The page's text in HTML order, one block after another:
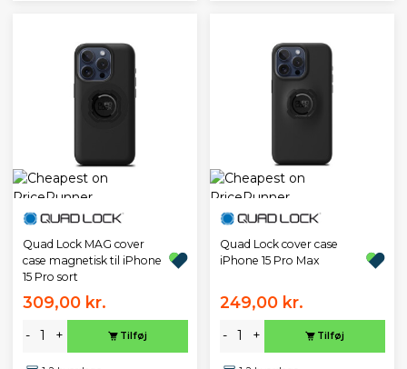
Quad Lock MAG cover
case magnetisk til iPhone
15 Pro sort
309,00 kr.
- + Tilføj
Quad Lock cover case
iPhone 15 Pro Max
249,00 kr.
- + Tilføj